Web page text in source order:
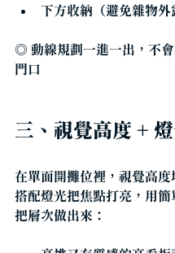
下方收納（避免雜物外
◎ 動線規劃一進一出，不
門口
三、視覺高度 +
在單面開攤位裡，視覺高度
搭配燈光把焦點打亮，用簡
把層次做出來：